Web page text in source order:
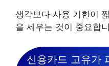
생각보다 사용 기한이
을 세우는 것이 중요합
신용카드 고유가